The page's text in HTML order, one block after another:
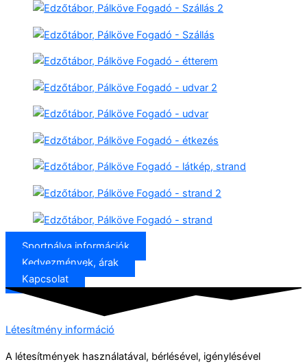
Sportpálya információk
Kedvezmények, árak
Kapcsolat
Létesítmény információ
A létesítmények használatával, bérlésével, igénylésével